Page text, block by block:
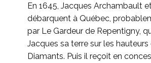
En 1645, Jacques Archambault
débarquent à Québec,
par Le Gardeur de Repentigny,
Jacques sa terre sur les
Diamants. Puis il reçoit en